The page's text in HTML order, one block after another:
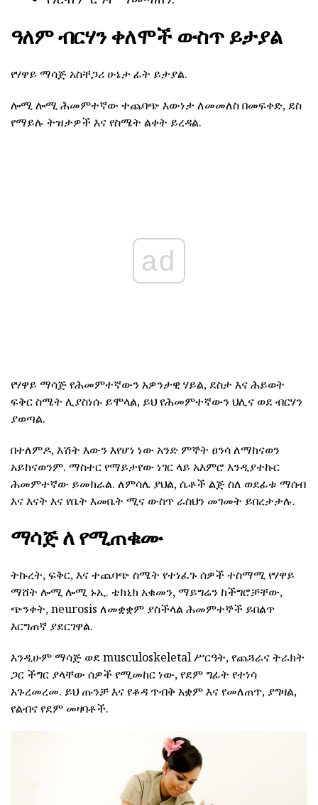
ዓለም ብርሃን ቀለሞች ውስጥ ይታያል
የሃዋይ ማሳጅ አስቸጋሪ ሁኔታ ፊት ይታያል.
ሎሚ ሎሚ ሕመምተኛው ተጨባጭ እውነታ ለመመለስ በመፍቀድ, ደስ
የማይሉ ትዝታዎች እና የስሜት ልቀት ይረዳል.
ad
የሃዋይ ማሳጅ የሕመምተኛውን አዎንታዊ ሃይል, ደስታ እና ሕይወት
ፍቅር ስሜት ሊያስነሱ ይሞላል, ይህ የሕመምተኛውን ህሊና ወደ ብርሃን
ያወጣል.
በተለምዶ, እሽት እውን እየሆነ ነው አንድ ምኞት ፀንሳ ለማከናወን
አይከናወንም. ማስተር የማይታየው ነገር ላይ አእምሮ እንዲያተኩር
ሕመምተኛው ይመክራል. ለምሳሌ ያህል, ሴቶች ልጅ ስለ ወደፊቱ ማሰብ
እና እናት እና የቤት እመቤት ሚና ውስጥ ራስህን መገመት ይበረታታሉ.
ማሳጅ ለ የሚጠቁሙ
ትኩረት, ፍቅር, እና ተጨባጭ ስሜት የተነፈጉ ሰዎች ተስማሚ የሃዋይ
ማሸት ሎሚ ሎሚ ኑኢ. ቴክኒክ አቁመን, ማይግሬን ከችግሮቻቸው,
ጭንቀት, neurosis ለመቋቋም ያስችላል ሕመምተኞች ይበልጥ
እርግጠኛ ያደርገዋል.
እንዲሁም ማሳጅ ወደ musculoskeletal ሥርዓት, የጨጓራና ትራክት
ጋር ችግር ያላቸው ሰዎች የሚመከር ነው, የደም ግፊት የተነሳ
አጉረመረመ. ይህ ጡንቻ እና የቆዳ ጥብቅ አቋም እና የመለጠጥ, ያግዛል,
የልብና የደም መዛባቶች.